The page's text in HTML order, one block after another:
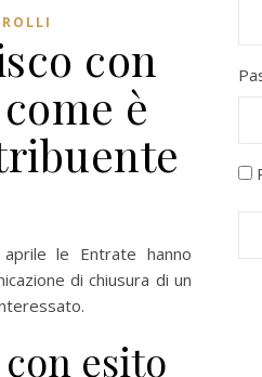
con
è
le Entrate hanno
di chiusura di un
esito